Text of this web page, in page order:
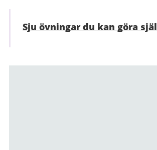
Sju övningar du kan göra